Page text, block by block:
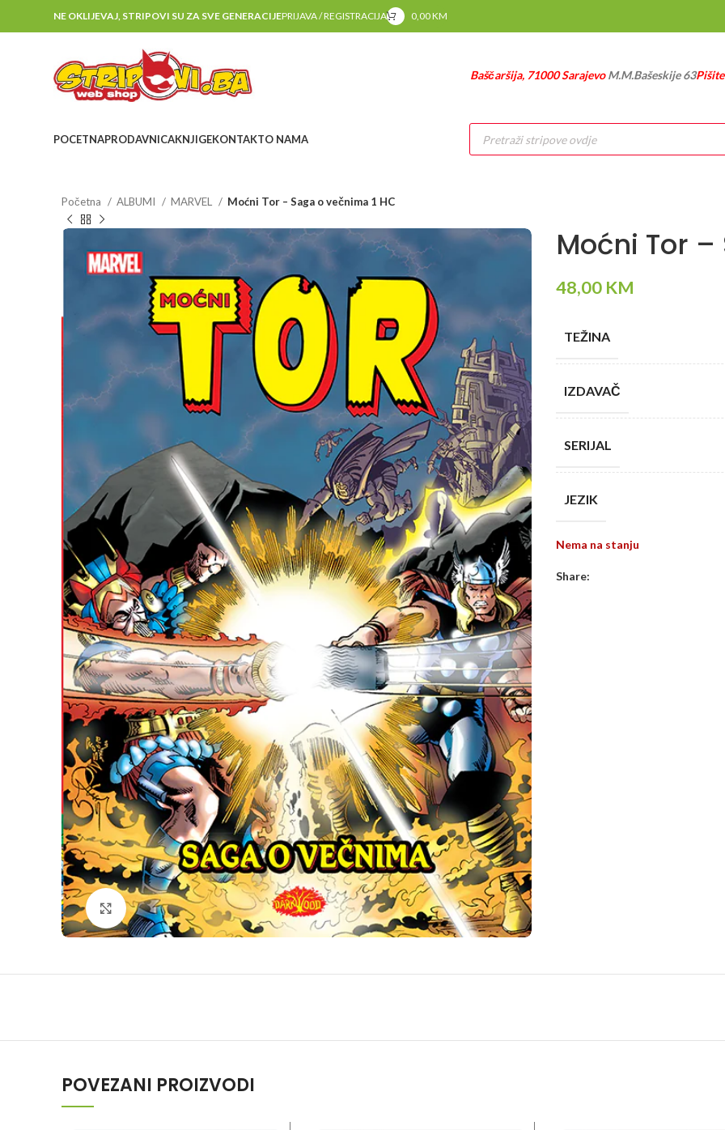
NE OKLIJEVAJ, STRIPOVI SU ZA SVE GENERACIJEPRIJAVA / REGISTRACIJA 0,00KM
Baščaršija, 71000 SarajevoM.M.Bašeskije 63
POCETNAPRODAVNICAKNJIGEKONTAKTO NAMA
Products
search
Početna ALBUMI MARVEL Moćni Tor – Saga o večnima 1 HC
Klikni da povečaš
Moćni Tor
48,00 KM
TEŽINA
IZDAVAČ
SERIJAL
JEZIK
Nema na stanju
Share:
POVEZANI PROIZVODI